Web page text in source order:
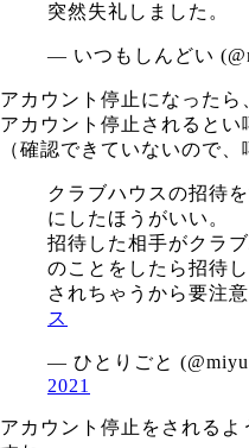
突然失礼しました。
— いつもしんどい
アカウント停止になったら
アカウント停止されるとい
（確認できていないので、
クラブハウスの招待
にしたほうがいい。
招待した相手がクラ
のことをしたら招待
されちゃうから要注意
ス
— ひとりごと
2021
アカウント停止をされる